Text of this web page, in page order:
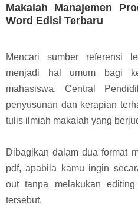
Makalah Manajemen
Word Edisi Terbaru
Mencari sumber referensi
menjadi hal umum bagi
mahasiswa. Central
penyusunan dan kerapian
tulis ilmiah makalah yang
Dibagikan dalam dua format
pdf, apabila kamu ingin
out tanpa melakukan
tersebut.